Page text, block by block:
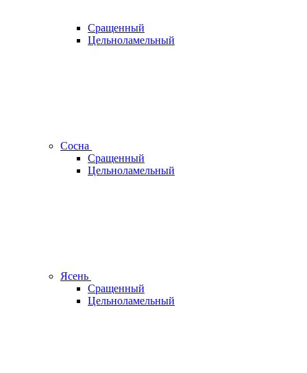
Сращенный
Цельноламельный
Сосна
Сращенный
Цельноламельный
Ясень
Сращенный
Цельноламельный